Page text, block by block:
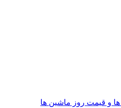
و قیمت روز ماشین‌ ها